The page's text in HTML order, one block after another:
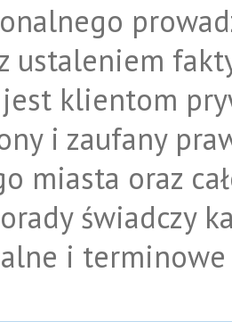
ustaleniem
klientom
i zaufany
miasta oraz
świadczy